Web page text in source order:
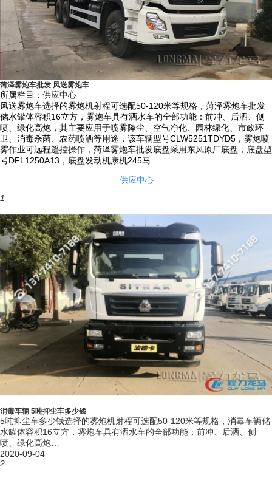
6）本公司抑尘车工作效率高、喷雾速度快，对容易引起尘埃的环境喷水
除尘时，喷出的雾粒细小、与飘起的尘埃接触时，形成一种潮湿雾状体，
能快速将尘埃抑制降沉，雾量沉降率可达95%。
7）具有二次雾化技术，采用了一种特定的起涡轮风助装置改变风向使之
与雾粒的流动方向形成一个夹角，促进水雾化充分，当雾滴从喷嘴中喷出
后在喷雾区域被高速高压气流进一步破碎，并使雾滴的速度逐渐增加，提
高了雾化程度，雾化一般可达到约50-150um直径大小的雾滴。
8）除了小功率机组，其它大功率发电机组均安装在车辆驾驶室与罐体之
间，保障整车满载后轴荷分布合理；车辆后部加装操作平台，平台加大加
宽，底部碳钢板加密，平台上安装高压水炮，高压炮竖管采用U型螺栓固
定，防止喷水时产生冲力，罐体后部加装上下扶梯，罐体顶部围板形式，
保证人员在罐顶作业时的安全。
有效的保护发电机组，防水、防灰、减噪音。罐体与罐座加装衬板，所有
焊缝均匀，外部焊缝均为满焊，采用断焊的保证断焊长度和间距一致。
10）所装取力器传动速比保证水泵在额定工作转速时发动机处于经济转
速范围；侧后防护应符合国家标准GB11567.1和GB11567.2；按照国家
标准要求加装侧标志灯和后示廓灯。
11）雾炮电控系统由专业电力工程师优化设计，使用安全系数更高，**不
会漏电、短路，且
喷雾机设有一键紧急停止按钮，操作安全可靠。配套动
力灵活，既可用三相380V的市电，也可由配套柴油发电机组供电。
12）经过15年的制造经验，不断对产品进行优化设计，具有结构设计合
理、操作简单、维护方便、使用经济、寿命长等特点。
四、抑尘车的推荐选择方案：
1）30米射程左右的需求可选择小型抑尘车或在常见的洒水车尾部进行加
装雾炮机系统。
2）更远射程需求需选择更专业的多功能抑尘车，其选择雾炮机更加灵
菏泽雾炮车批发 风送雾炮车
所属栏目： 供应中心
风送雾炮车选择的雾炮机射程可选配50-120米等规格，菏泽雾炮车批发
储水罐体容积16立方，雾炮车具有洒水车的全部功能：前冲、后洒、侧
喷、绿化高炮，其主要应用于喷雾降尘、空气净化、园林绿化、市政环
卫、消毒杀菌、农药喷洒等用途，该车辆型号CLW5251TDYD5，雾炮喷
雾作业可远程遥控操作，菏泽雾炮车批发底盘采用东风原厂底盘，底盘型
号DFL1250A13，底盘发动机康机245马
供应中心
1
消毒车辆 5吨抑尘车多少钱
5吨抑尘车多少钱选择的雾炮机射程可选配50-120米等规格，消毒车辆储
水罐体容积16立方，雾炮车具有洒水车的全部功能：前冲、后洒、侧
喷、绿化高炮…
2020-09-04
2